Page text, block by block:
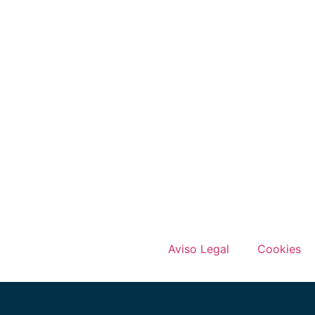
Aviso Legal Cookies